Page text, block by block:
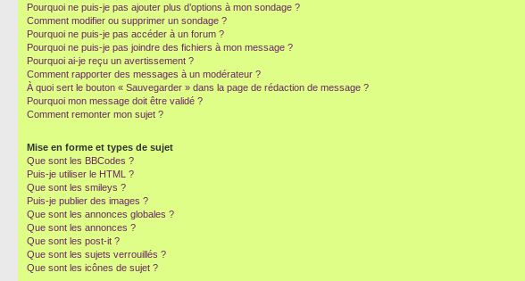
Pourquoi ne puis-je pas ajouter plus d’options à mon sondage ?
Comment modifier ou supprimer un sondage ?
Pourquoi ne puis-je pas accéder à un forum ?
Pourquoi ne puis-je pas joindre des fichiers à mon message ?
Pourquoi ai-je reçu un avertissement ?
Comment rapporter des messages à un modérateur ?
À quoi sert le bouton « Sauvegarder » dans la page de rédaction de message ?
Pourquoi mon message doit être validé ?
Comment remonter mon sujet ?
Mise en forme et types de sujet
Que sont les BBCodes ?
Puis-je utiliser le HTML ?
Que sont les smileys ?
Puis-je publier des images ?
Que sont les annonces globales ?
Que sont les annonces ?
Que sont les post-it ?
Que sont les sujets verrouillés ?
Que sont les icônes de sujet ?